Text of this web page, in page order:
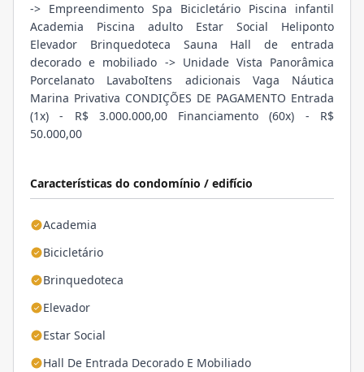
Características do condomínio / edifício
Academia
Bicicletário
Brinquedoteca
Elevador
Estar Social
Hall De Entrada Decorado E Mobiliado
-> Empreendimento Spa Bicicletário Piscina infantil
Academia Piscina adulto Estar Social Heliponto
Elevador Brinquedoteca Sauna Hall de entrada
decorado e mobiliado -> Unidade Vista Panorâmica
Porcelanato LavaboItens adicionais Vaga Náutica
Marina Privativa CONDIÇÕES DE PAGAMENTO Entrada
(1x) - R$ 3.000.000,00 Financiamento (60x) - R$
50.000,00